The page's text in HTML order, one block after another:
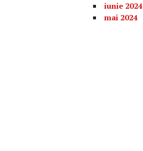
iunie 2024
mai 2024